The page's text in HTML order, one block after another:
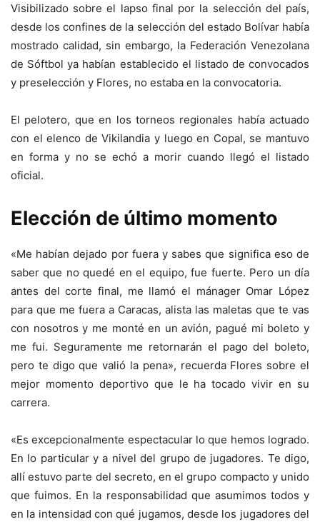
Visibilizado sobre el lapso final por la selección del país,
desde los confines de la selección del estado Bolívar había
mostrado calidad, sin embargo, la Federación Venezolana
de Sóftbol ya habían establecido el listado de convocados
y preselección y Flores, no estaba en la convocatoria.
El pelotero, que en los torneos regionales había actuado
con el elenco de Vikilandia y luego en Copal, se mantuvo
en forma y no se echó a morir cuando llegó el listado
oficial.
Elección de último momento
«Me habían dejado por fuera y sabes que significa eso de
saber que no quedé en el equipo, fue fuerte. Pero un día
antes del corte final, me llamó el mánager Omar López
para que me fuera a Caracas, alista las maletas que te vas
con nosotros y me monté en un avión, pagué mi boleto y
me fui. Seguramente me retornarán el pago del boleto,
pero te digo que valió la pena», recuerda Flores sobre el
mejor momento deportivo que le ha tocado vivir en su
carrera.
«Es excepcionalmente espectacular lo que hemos logrado.
En lo particular y a nivel del grupo de jugadores. Te digo,
allí estuvo parte del secreto, en el grupo compacto y unido
que fuimos. En la responsabilidad que asumimos todos y
en la intensidad con qué jugamos, desde los jugadores del